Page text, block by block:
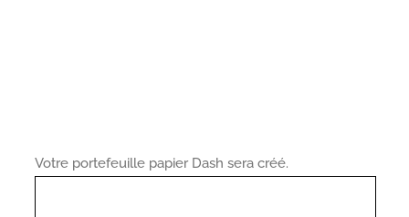
Votre portefeuille papier Dash sera créé.